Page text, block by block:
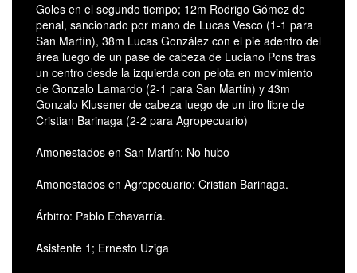
Goles en el segundo tiempo; 12m Rodrigo Gómez de
penal, sancionado por mano de Lucas Vesco (1-1 para
San Martín), 38m Lucas González con el pie adentro del
área luego de un pase de cabeza de Luciano Pons tras
un centro desde la izquierda con pelota en movimiento
de Gonzalo Lamardo (2-1 para San Martín) y 43m
Gonzalo Klusener de cabeza luego de un tiro libre de
Cristian Barinaga (2-2 para Agropecuario)
Amonestados en San Martín; No hubo
Amonestados en Agropecuario: Cristian Barinaga.
Árbitro: Pablo Echavarría.
Asistente 1; Ernesto Uziga